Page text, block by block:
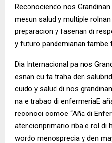
Reconociendo nos
mesun salud y multiple
preparacion y fasenan di
y futuro pandemianan tambe
Dia Internacional pa nos
esnan cu ta traha den
cuido y salud di nos
na e trabao di enfermeriaE
reconoci comoe “Aña di
atencionprimario riba e rol di
wordo menosprecia y den